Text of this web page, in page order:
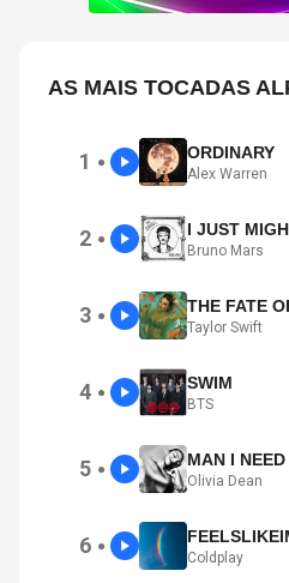
AS MAIS TOCADAS
1 ● ORDINARY
Alex Warren
2 ● I JUST
Bruno Mars
3 ● THE FATE
Taylor Swift
4 ● SWIM
BTS
5 ● MAN I NEED
Olivia Dean
6 ●
Coldplay